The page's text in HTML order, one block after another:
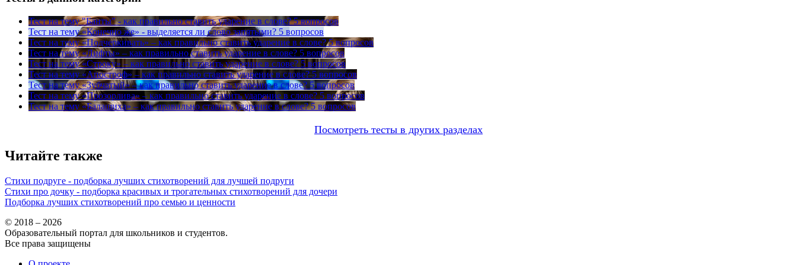
Тест на тему "Банты" - как правильно ставить ударение в слове? 5 вопросов
Тест на тему «Конечно же» - выделяется ли слово запятыми? 5 вопросов
Тест на тему «Подчеркивать» – как правильно ставить ударение в слове? 5 вопросов
Тест на тему «Лифты» – как правильно ставить ударение в слове? 5 вопросов
Тест на тему «Строку» – как правильно ставить ударение в слове? 5 вопросов
Тест на тему «Апостроф» – как правильно ставить ударение в слове? 5 вопросов
Тест на тему «Зубчатый» – как правильно ставить ударение в слове? 5 вопросов
Тест на тему «Прозорлива» – как правильно ставить ударение в слове? 5 вопросов
Тест на тему «Балашиха» – как правильно ставить ударение в слове? 5 вопросов
Посмотреть тесты в других разделах
Читайте также
Стихи подруге - подборка лучших стихотворений для лучшей подруги
Стихи про дочку - подборка красивых и трогательных стихотворений для дочери
Подборка лучших стихотворений про семью и ценности
© 2018 – 2026
Образовательный портал для школьников и студентов.
Все права защищены